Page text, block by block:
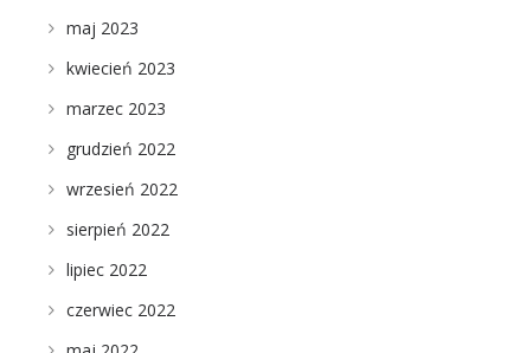
maj 2023
kwiecień 2023
marzec 2023
grudzień 2022
wrzesień 2022
sierpień 2022
lipiec 2022
czerwiec 2022